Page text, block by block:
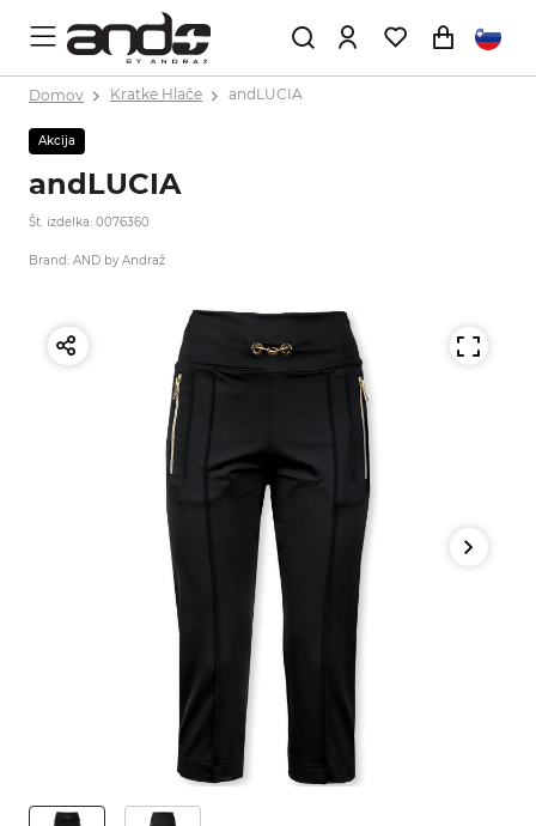
Domov Kratke Hlače andLUCIA
Akcija
andLUCIA
Št. izdelka: 0076360
Brand: AND by Andraž